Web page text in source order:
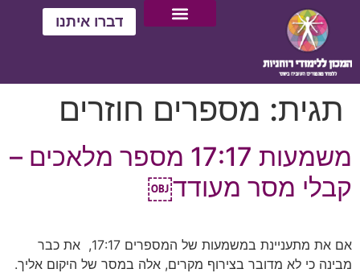
דברו איתנו
תגית: מספרים חוזרים
משמעות 17:17 מספר מלאכים –
קבלי מסר מעודד￼
אם את מתעניינת במשמעות של המספרים 17:17, את כבר
מבינה כי לא מדובר בצירוף מקרים, אלה במסר של היקום אליך.